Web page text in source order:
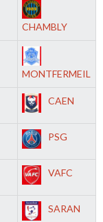
CHAMBLY
MONTFERMEIL
CAEN
PSG
VAFC
SARAN